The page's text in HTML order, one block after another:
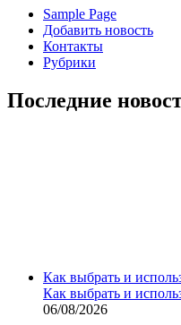
Sample Page
Добавить новость
Контакты
Рубрики
Последние
Как выбрать и
Как выбрать и
06/08/2026